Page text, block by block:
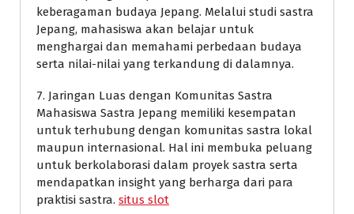
keberagaman budaya Jepang. Melalui studi sastra
Jepang, mahasiswa akan belajar untuk
menghargai dan memahami perbedaan budaya
serta nilai-nilai yang terkandung di dalamnya.
7. Jaringan Luas dengan Komunitas Sastra
Mahasiswa Sastra Jepang memiliki kesempatan
untuk terhubung dengan komunitas sastra lokal
maupun internasional. Hal ini membuka peluang
untuk berkolaborasi dalam proyek sastra serta
mendapatkan insight yang berharga dari para
praktisi sastra. situs slot